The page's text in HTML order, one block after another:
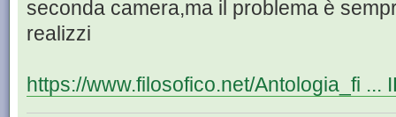
seconda camera,ma il problema è
realizzi
https://www.filosofico.net/Antologia_fi ...